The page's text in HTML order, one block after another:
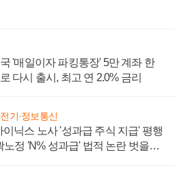
'매일이자 파킹통장' 5만 계좌 한
다시 출시, 최고 연 2.0% 금리
기·정보통신
이닉스 노사 '성과급 주식 지급' 평행
노정 'N% 성과급' 법적 논란 벗을지